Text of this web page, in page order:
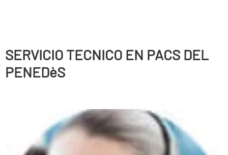
SERVICIO TECNICO EN PACS DEL
PENEDèS